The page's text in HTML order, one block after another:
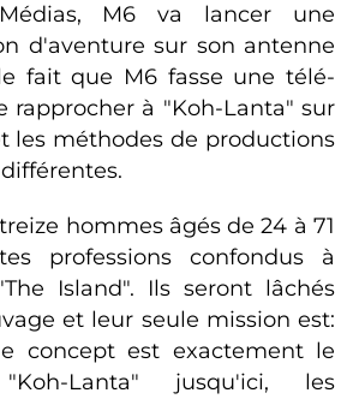
M6 va lancer une
d'aventure sur son antenne
fait que M6 fasse une télé-
rapprocher à "Koh-Lanta" sur
les méthodes de productions
hommes âgés de 24 à 71
professions confondus à
Island". Ils seront lâchés
et leur seule mission est:
concept est exactement le
Lanta" jusqu'ici, les